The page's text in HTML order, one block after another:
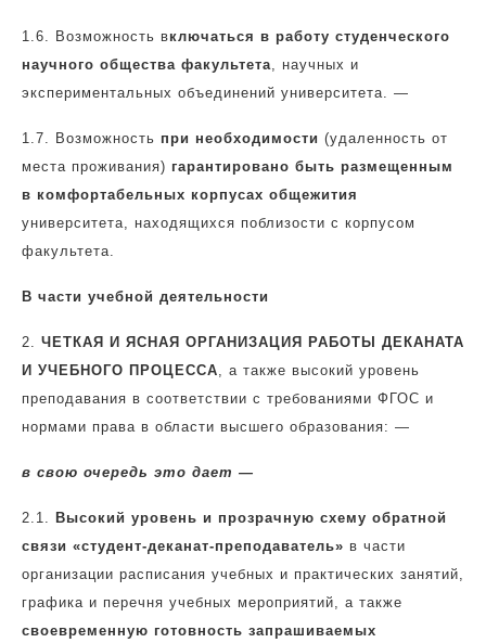
1.6. Возможность включаться в работу студенческого
научного общества факультета, научных и
экспериментальных объединений университета. —
1.7. Возможность при необходимости (удаленность от
места проживания) гарантировано быть размещенным
в комфортабельных корпусах общежития
университета, находящихся поблизости с корпусом
факультета.
В части учебной деятельности
2. ЧЕТКАЯ И ЯСНАЯ ОРГАНИЗАЦИЯ РАБОТЫ ДЕКАНАТА
И УЧЕБНОГО ПРОЦЕССА, а также высокий уровень
преподавания в соответствии с требованиями ФГОС и
нормами права в области высшего образования: —
в свою очередь это дает —
2.1. Высокий уровень и прозрачную схему обратной
связи «студент-деканат-преподаватель» в части
организации расписания учебных и практических занятий,
графика и перечня учебных мероприятий, а также
своевременную готовность запрашиваемых